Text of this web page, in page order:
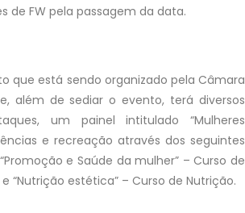
de FW pela passagem da data.
que está sendo organizado pela Câmara
além de sediar o evento, terá diversos
um painel intitulado “Mulheres
e recreação através dos seguintes
e Saúde da mulher” – Curso de
“Nutrição estética” – Curso de Nutrição.